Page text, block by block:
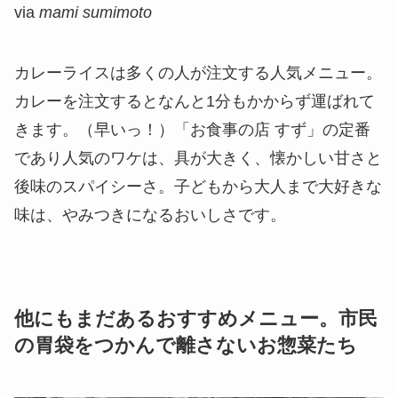
via mami sumimoto
カレーライスは多くの人が注文する人気メニュー。
カレーを注文するとなんと1分もかからず運ばれて
きます。（早いっ！）「お食事の店 すず」の定番
であり人気のワケは、具が大きく、懐かしい甘さと
後味のスパイシーさ。子どもから大人まで大好きな
味は、やみつきになるおいしさです。
他にもまだあるおすすめメニュー。市民
の胃袋をつかんで離さないお惣菜たち